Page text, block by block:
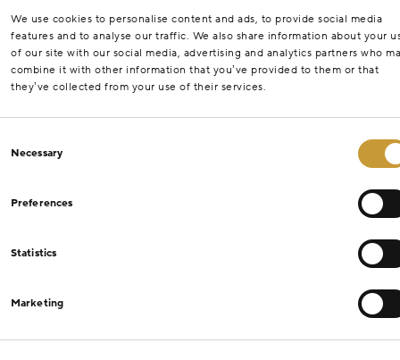
We use cookies to personalise content and ads, to provide social media
features and to analyse our traffic. We also share information about your
of our site with our social media, advertising and analytics partners who
combine it with other information that you’ve provided to them or that
they’ve collected from your use of their services.
Selection
Necessary
Preferences
Statistics
Marketing